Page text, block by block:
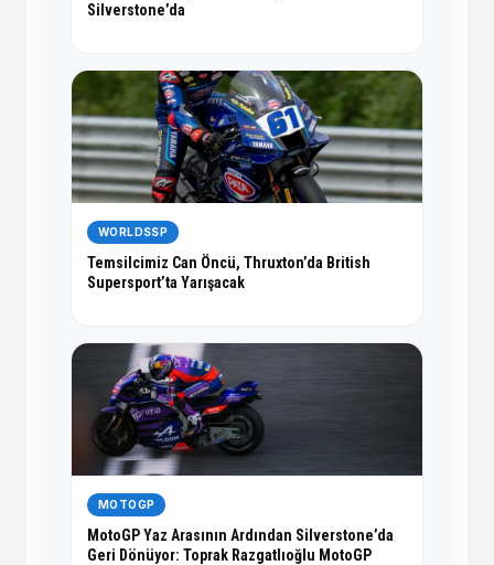
Silverstone’da
WORLDSSP
Temsilcimiz Can Öncü, Thruxton’da British
Supersport’ta Yarışacak
MOTOGP
MotoGP Yaz Arasının Ardından Silverstone’da
Geri Dönüyor: Toprak Razgatlıoğlu MotoGP